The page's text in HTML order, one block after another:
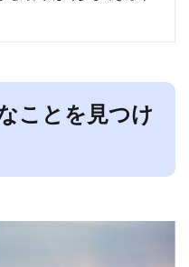
ことを見つけ